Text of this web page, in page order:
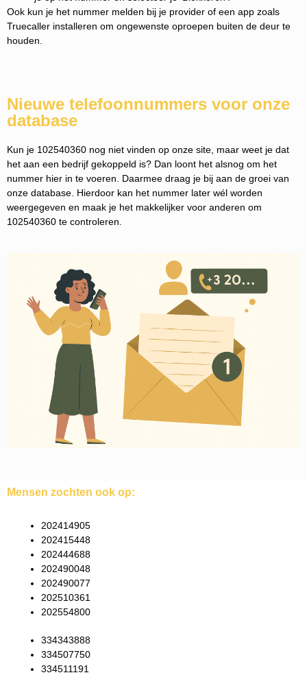
Ook kun je het nummer melden bij je provider of een app zoals
Truecaller installeren om ongewenste oproepen buiten de deur te
houden.
Nieuwe telefoonnummers voor onze
database
Kun je 102540360 nog niet vinden op onze site, maar weet je dat
het aan een bedrijf gekoppeld is? Dan loont het alsnog om het
nummer hier in te voeren. Daarmee draag je bij aan de groei van
onze database. Hierdoor kan het nummer later wél worden
weergegeven en maak je het makkelijker voor anderen om
102540360 te controleren.
Mensen zochten ook op:
202414905
202415448
202444688
202490048
202490077
202510361
202554800
334343888
334507750
334511191